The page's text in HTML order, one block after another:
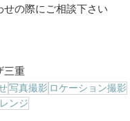
せの際にご相談下さい
三重
写真撮影 ロケーション撮影
ンジ